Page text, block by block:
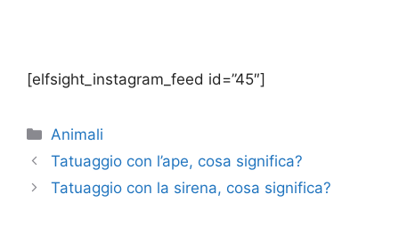
[elfsight_instagram_feed id=”45″]
Categorie
Animali
Tatuaggio con l’ape, cosa significa?
Tatuaggio con la sirena, cosa significa?